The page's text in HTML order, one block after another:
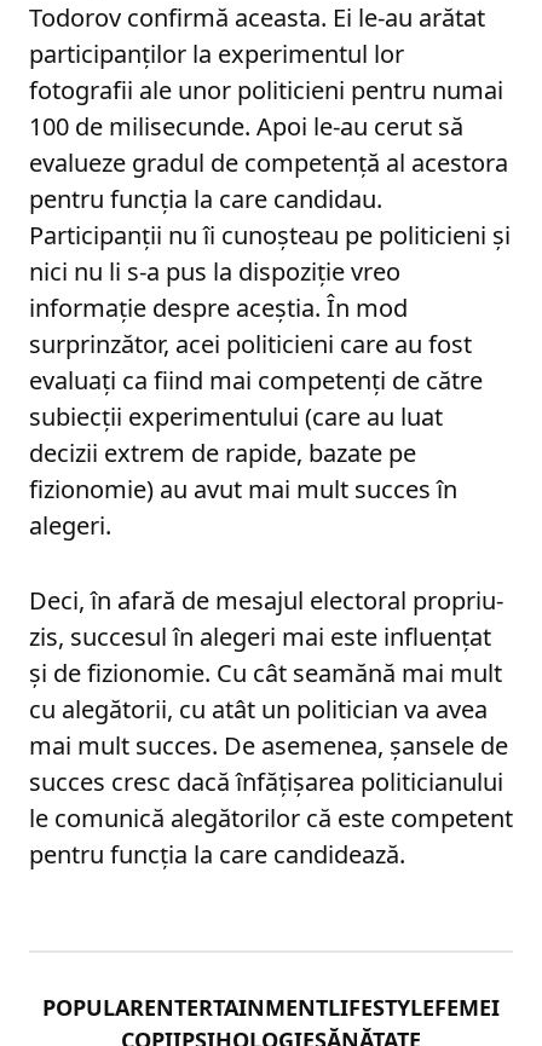
Todorov confirmă aceasta. Ei le-au arătat
participanților la experimentul lor
fotografii ale unor politicieni pentru numai
100 de milisecunde. Apoi le-au cerut să
evalueze gradul de competență al acestora
pentru funcția la care candidau.
Participanții nu îi cunoșteau pe politicieni și
nici nu li s-a pus la dispoziție vreo
informație despre aceștia. În mod
surprinzător, acei politicieni care au fost
evaluați ca fiind mai competenți de către
subiecții experimentului (care au luat
decizii extrem de rapide, bazate pe
fizionomie) au avut mai mult succes în
alegeri.
Deci, în afară de mesajul electoral propriu-
zis, succesul în alegeri mai este influențat
și de fizionomie. Cu cât seamănă mai mult
cu alegătorii, cu atât un politician va avea
mai mult succes. De asemenea, șansele de
succes cresc dacă înfățișarea politicianului
le comunică alegătorilor că este competent
pentru funcția la care candidează.
POPULARENTERTAINMENTLIFESTYLEFEMEI